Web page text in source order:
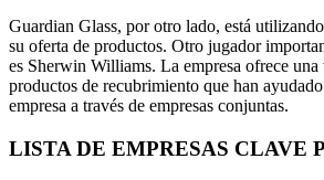
Guardian Glass, por otro lado, está
su oferta de productos. Otro jugador
es Sherwin Williams. La empresa ofrece una
productos de recubrimiento que han
empresa a través de empresas conjuntas.
LISTA DE EMPRESAS CLAVE